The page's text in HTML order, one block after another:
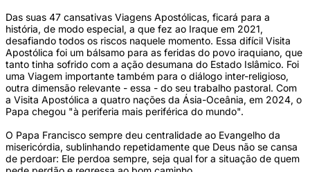
Das suas 47 cansativas Viagens Apostólicas, ficará para a
história, de modo especial, a que fez ao Iraque em 2021,
desafiando todos os riscos naquele momento. Essa difícil Visita
Apostólica foi um bálsamo para as feridas do povo iraquiano, que
tanto tinha sofrido com a ação desumana do Estado Islâmico. Foi
uma Viagem importante também para o diálogo inter-religioso,
outra dimensão relevante - essa - do seu trabalho pastoral. Com
a Visita Apostólica a quatro nações da Ásia-Oceânia, em 2024, o
Papa chegou "à periferia mais periférica do mundo".
O Papa Francisco sempre deu centralidade ao Evangelho da
misericórdia, sublinhando repetidamente que Deus não se cansa
de perdoar: Ele perdoa sempre, seja qual for a situação de quem